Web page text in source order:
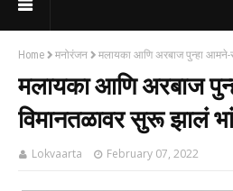
Home मनोरंजन मलायका आणि अरबाज पुन्हा आमने-
मलायका आणि अरबाज
विमानतळावर सुरू झालं
Lokvaarta February 07, 2022